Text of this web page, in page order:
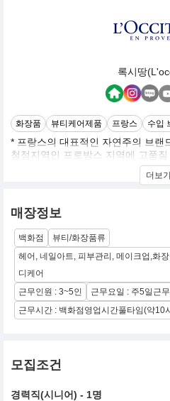
록시땅
화장품 뷰티케어제품 프랑스 수입
* 프랑스의 대표적인 자연주의 브랜
청정지역인 프로방스 지역에 고품
피부에 건강한 아름다움을 선사하
더보기
매장정보
백화점
뷰티/화장품류
헤어, 네일아트, 피부관리, 메이크업,화
디케어
근무인원 : 3~5인
근무요일 : 주5일근무
근무시간 : 백화점영업시간풀타임(약10
모집조건
경력직(시니어) - 1명